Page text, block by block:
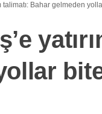
talimatı: Bahar gelmeden